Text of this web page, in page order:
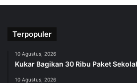
Terpopuler
10 Agustus, 2026
Kukar Bagikan 30 Ribu Paket
10 Agustus, 2026